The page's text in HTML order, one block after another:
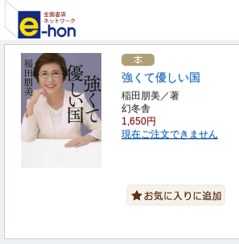
強くて優しい国
稲田朋美／著
幻冬舎
1,650円
現在ご注文できません